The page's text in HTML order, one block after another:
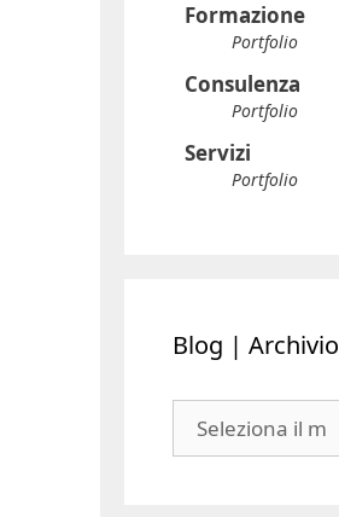
Formazione
Portfolio
Consulenza
Portfolio
Servizi
Portfolio
Blog | Archivio